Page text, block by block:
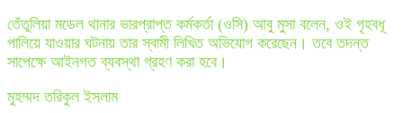
তেঁতুলিয়া মডেল থানার ভারপ্রাপ্ত কর্মকর্তা (ওসি) আবু মুসা বলেন, ওই গৃহবধূ
পালিয়ে যাওয়ার ঘটনায় তার স্বামী লিখিত অভিযোগ করেছেন। তবে তদন্ত
সাপেক্ষে আইনগত ব্যবস্থা গ্রহণ করা হবে।
মুহম্মদ তরিকুল ইসলাম